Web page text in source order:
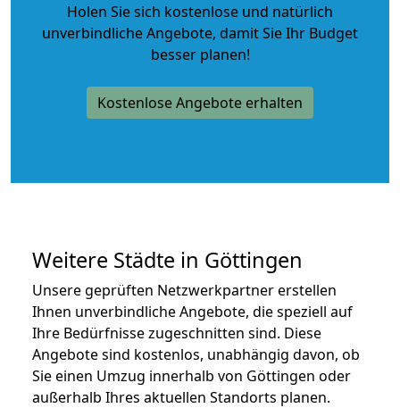
Holen Sie sich kostenlose und natürlich
unverbindliche Angebote, damit Sie Ihr Budget
besser planen!
Kostenlose Angebote erhalten
Weitere Städte in Göttingen
Unsere geprüften Netzwerkpartner erstellen
Ihnen unverbindliche Angebote, die speziell auf
Ihre Bedürfnisse zugeschnitten sind. Diese
Angebote sind kostenlos, unabhängig davon, ob
Sie einen Umzug innerhalb von Göttingen oder
außerhalb Ihres aktuellen Standorts planen.